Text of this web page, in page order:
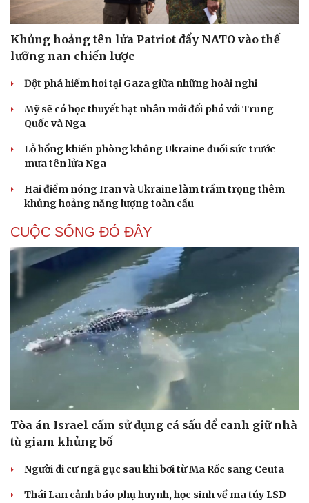
Khủng hoảng tên lửa Patriot đẩy NATO vào thế
lưỡng nan chiến lược
Đột phá hiếm hoi tại Gaza giữa những hoài nghi
Mỹ sẽ có học thuyết hạt nhân mới đối phó với Trung
Quốc và Nga
Lỗ hổng khiến phòng không Ukraine đuối sức trước
mưa tên lửa Nga
Hai điểm nóng Iran và Ukraine làm trầm trọng thêm
khủng hoảng năng lượng toàn cầu
CUỘC SỐNG ĐÓ ĐÂY
Tòa án Israel cấm sử dụng cá sấu để canh giữ nhà
tù giam khủng bố
Người di cư ngã gục sau khi bơi từ Ma Rốc sang Ceuta
Thái Lan cảnh báo phụ huynh, học sinh về ma túy LSD